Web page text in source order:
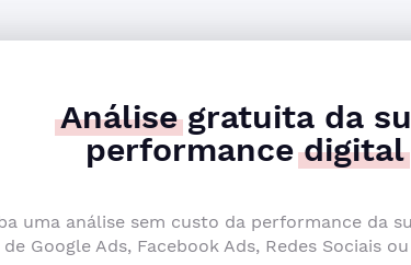
Análisegratuita da
performancedigital
uma análise sem custo da performance da
de Google Ads, Facebook Ads, Redes Sociais